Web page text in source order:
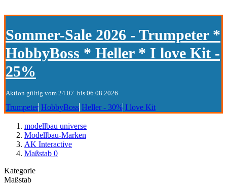
Sommer-Sale 2026 - Trumpeter *
HobbyBoss * Heller * I love Kit -
25%
Aktion gültig vom 24.07. bis 06.08.2026
Trumpeter HobbyBoss Heller - 30% I love Kit
modellbau universe
Modellbau-Marken
AK Interactive
Maßstab 0
Kategorie
Maßstab